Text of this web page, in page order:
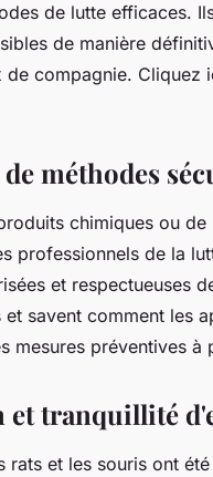
de lutte efficaces.
de manière
de compagnie. Cliquez
méthodes
chimiques ou
professionnels de la
et respectueuses
savent comment les
mesures préventives
et tranquillité
rats et les souris ont